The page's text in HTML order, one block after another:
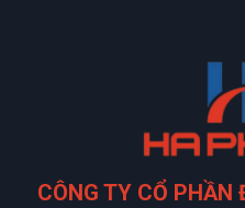
CÔNG TY CỔ PHẦN